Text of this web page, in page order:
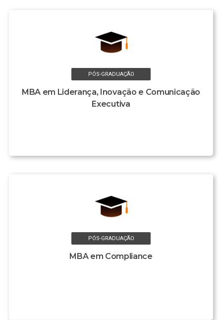
PÓS-GRADUAÇÃO
MBA em Liderança, Inovação e Comunicação
Executiva
PÓS-GRADUAÇÃO
MBA em Compliance